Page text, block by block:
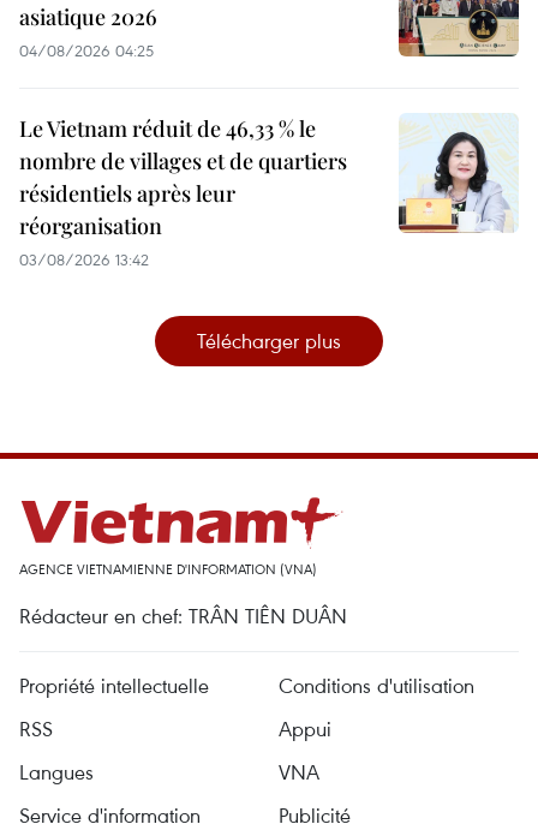
asiatique 2026
04/08/2026 04:25
Le Vietnam réduit de 46,33 % le
nombre de villages et de quartiers
résidentiels après leur
réorganisation
03/08/2026 13:42
Télécharger plus
AGENCE VIETNAMIENNE D'INFORMATION (VNA)
Rédacteur en chef: TRÂN TIÊN DUÂN
Propriété intellectuelle
Conditions d'utilisation
RSS
Appui
Langues
VNA
Service d'information
Publicité